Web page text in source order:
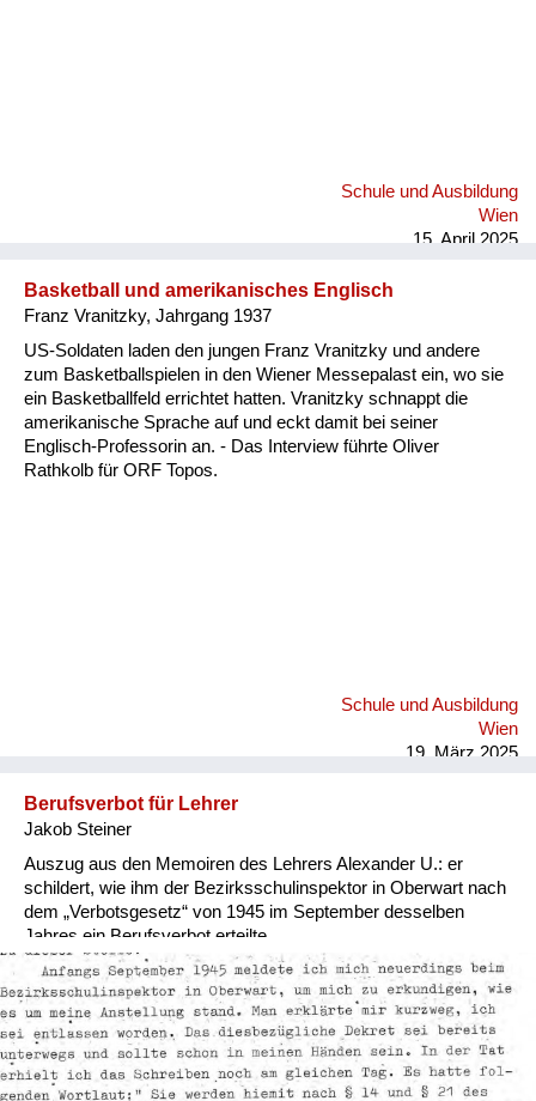
Schule und Ausbildung
Wien
15. April 2025
Basketball und amerikanisches Englisch
Franz Vranitzky, Jahrgang 1937
US-Soldaten laden den jungen Franz Vranitzky und andere
zum Basketballspielen in den Wiener Messepalast ein, wo sie
ein Basketballfeld errichtet hatten. Vranitzky schnappt die
amerikanische Sprache auf und eckt damit bei seiner
Englisch-Professorin an. - Das Interview führte Oliver
Rathkolb für ORF Topos.
Schule und Ausbildung
Wien
19. März 2025
Berufsverbot für Lehrer
Jakob Steiner
Auszug aus den Memoiren des Lehrers Alexander U.: er
schildert, wie ihm der Bezirksschulinspektor in Oberwart nach
dem „Verbotsgesetz“ von 1945 im September desselben
Jahres ein Berufsverbot erteilte.